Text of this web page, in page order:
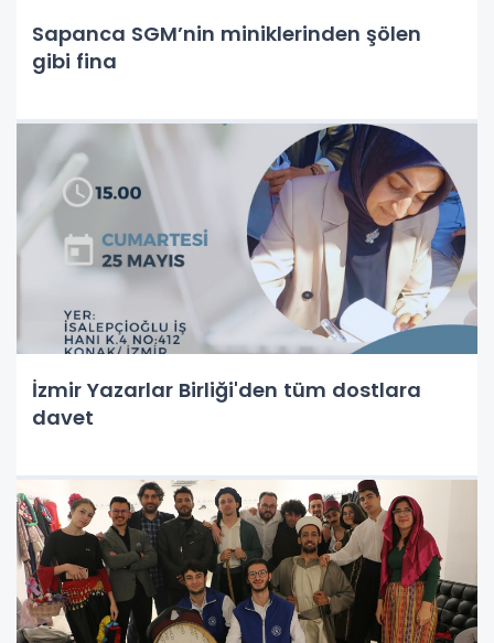
Sapanca SGM’nin miniklerinden şölen
gibi fina
İzmir Yazarlar Birliği'den tüm dostlara
davet